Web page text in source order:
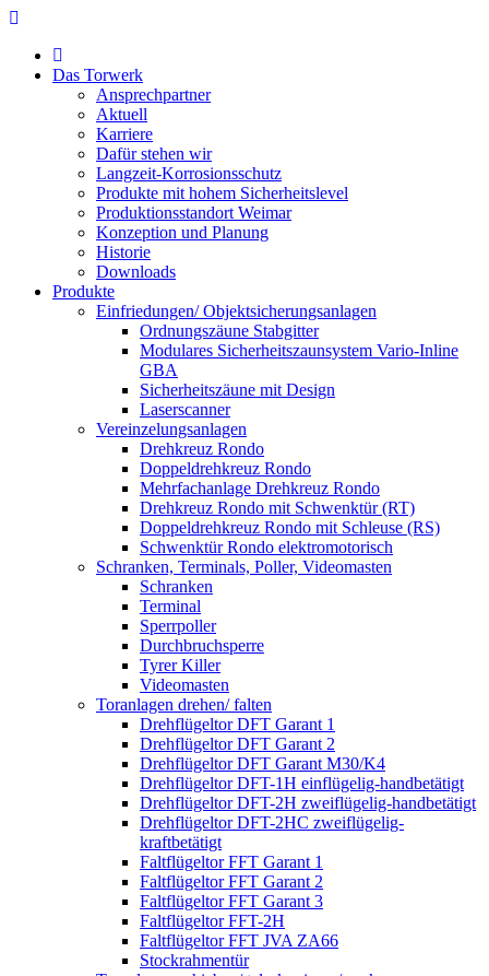
Das Torwerk
Ansprechpartner
Aktuell
Karriere
Dafür stehen wir
Langzeit-Korrosionsschutz
Produkte mit hohem Sicherheitslevel
Produktionsstandort Weimar
Konzeption und Planung
Historie
Downloads
Produkte
Einfriedungen/ Objektsicherungsanlagen
Ordnungszäune Stabgitter
Modulares Sicherheitszaunsystem Vario-Inline
GBA
Sicherheitszäune mit Design
Laserscanner
Vereinzelungsanlagen
Drehkreuz Rondo
Doppeldrehkreuz Rondo
Mehrfachanlage Drehkreuz Rondo
Drehkreuz Rondo mit Schwenktür (RT)
Doppeldrehkreuz Rondo mit Schleuse (RS)
Schwenktür Rondo elektromotorisch
Schranken, Terminals, Poller, Videomasten
Schranken
Terminal
Sperrpoller
Durchbruchsperre
Tyrer Killer
Videomasten
Toranlagen drehen/ falten
Drehflügeltor DFT Garant 1
Drehflügeltor DFT Garant 2
Drehflügeltor DFT Garant M30/K4
Drehflügeltor DFT-1H einflügelig-handbetätigt
Drehflügeltor DFT-2H zweiflügelig-handbetätigt
Drehflügeltor DFT-2HC zweiflügelig-
kraftbetätigt
Faltflügeltor FFT Garant 1
Faltflügeltor FFT Garant 2
Faltflügeltor FFT Garant 3
Faltflügeltor FFT-2H
Faltflügeltor FFT JVA ZA66
Stockrahmentür